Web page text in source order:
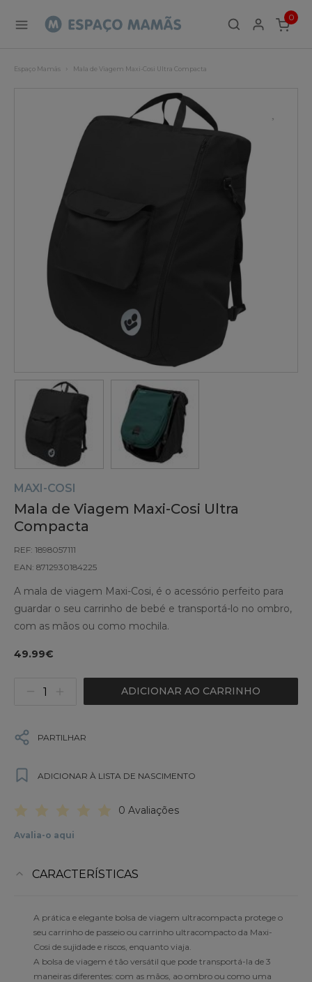
0
ITEMS
Espaço Mamãs Mala de Viagem Maxi-Cosi Ultra Compacta
MAXI-COSI
Mala de Viagem Maxi-Cosi Ultra
Compacta
REF: 1898057111
EAN: 8712930184225
A mala de viagem Maxi-Cosi, é o acessório perfeito para
guardar o seu carrinho de bebé e transportá-lo no ombro,
com as mãos ou como mochila.
49.99€
ADICIONAR AO CARRINHO
PARTILHAR
ADICIONAR À LISTA DE NASCIMENTO
0 Avaliações
Avalia-o aqui
CARACTERÍSTICAS
A prática e elegante bolsa de viagem ultracompacta protege o
seu carrinho de passeio ou carrinho ultracompacto da Maxi-
Cosi de sujidade e riscos, enquanto viaja.
A bolsa de viagem é tão versátil que pode transportá-la de 3
maneiras diferentes: com as mãos, ao ombro ou como uma